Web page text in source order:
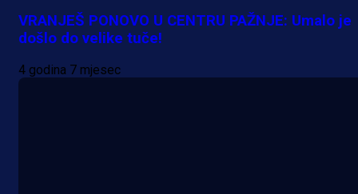
VRANJEŠ PONOVO U CENTRU PAŽNJE: Umalo je
došlo do velike tuče!
4 godina 7 mjesec